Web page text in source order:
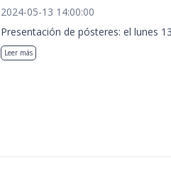
2024-05-13 14:00:00
Presentación de pósteres: el lunes
Leer más